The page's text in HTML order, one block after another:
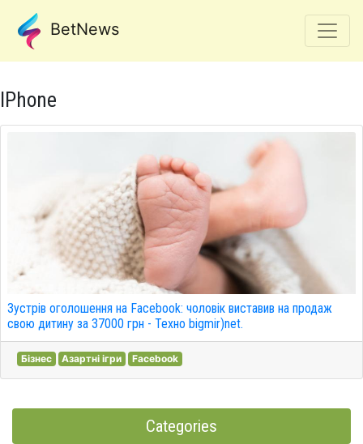
BetNews
IPhone
Зустрів оголошення на Facebook: чоловік виставив на продаж
свою дитину за 37000 грн - Техно bigmir)net.
Бізнес Азартні ігри Facebook
Categories